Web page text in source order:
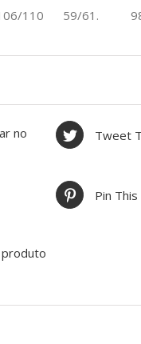
110 59/61.
no
Tweet
Pin